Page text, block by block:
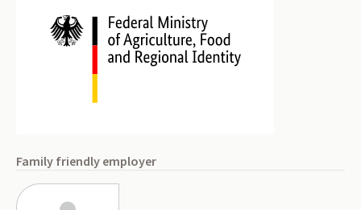
Family friendly employer